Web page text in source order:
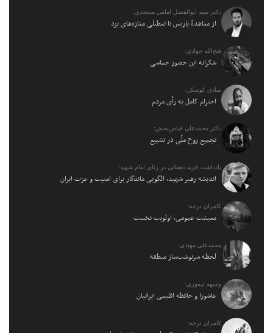
دکتر سید ابوالفضل امامی مسجدی:
از معاهدهٔ پاریس تا تعطیلی مغازه‌های یزد
فتح‌الله جوادی:
شکرانه این حضور حماسی
صادق کوشکی:
احترام کامل به رأی مردم
دکتر محمدعلی فیاض‌بخش:
تجمیع روح ملّی در تشییع
یادداشت فرید دهقانی در رثای امام شهید؛
اندیشه رهبر شهید، الگویی ماندگار برای امنیت و عزت ایران
کامران نرجه:
معیشت عمومی، اولویت نخست
محمدعلی مهتدی:
لحظه سرنوشت‌ساز منطقه
وجیهه تیموری:
عاشورا و حافظه اقلیمی ایرانیان
کامران نرجه: